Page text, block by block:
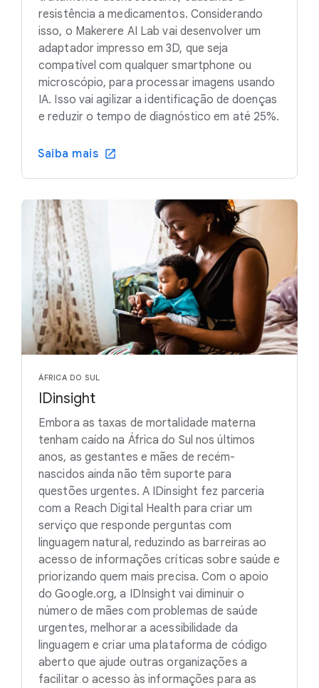
resistência a medicamentos. Considerando
isso, o Makerere AI Lab vai desenvolver um
adaptador impresso em 3D, que seja
compatível com qualquer smartphone ou
microscópio, para processar imagens usando
IA. Isso vai agilizar a identificação de doenças
e reduzir o tempo de diagnóstico em até 25%.
Saiba mais
ÁFRICA DO SUL
IDinsight
Embora as taxas de mortalidade materna
tenham caído na África do Sul nos últimos
anos, as gestantes e mães de recém-
nascidos ainda não têm suporte para
questões urgentes. A IDinsight fez parceria
com a Reach Digital Health para criar um
serviço que responde perguntas com
linguagem natural, reduzindo as barreiras ao
acesso de informações críticas sobre saúde e
priorizando quem mais precisa. Com o apoio
do Google.org, a IDInsight vai diminuir o
número de mães com problemas de saúde
urgentes, melhorar a acessibilidade da
linguagem e criar uma plataforma de código
aberto que ajude outras organizações a
facilitar o acesso às informações para as